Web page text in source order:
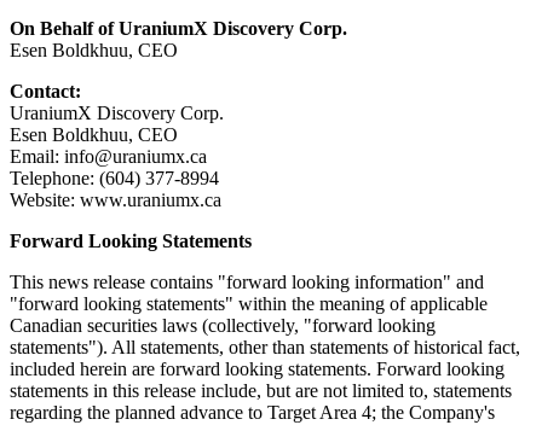
On Behalf of UraniumX Discovery Corp.
Esen Boldkhuu, CEO
Contact:
UraniumX Discovery Corp.
Esen Boldkhuu, CEO
Email: info@uraniumx.ca
Telephone: (604) 377-8994
Website: www.uraniumx.ca
Forward Looking Statements
This news release contains "forward looking information" and
"forward looking statements" within the meaning of applicable
Canadian securities laws (collectively, "forward looking
statements"). All statements, other than statements of historical fact,
included herein are forward looking statements. Forward looking
statements in this release include, but are not limited to, statements
regarding the planned advance to Target Area 4; the Company's